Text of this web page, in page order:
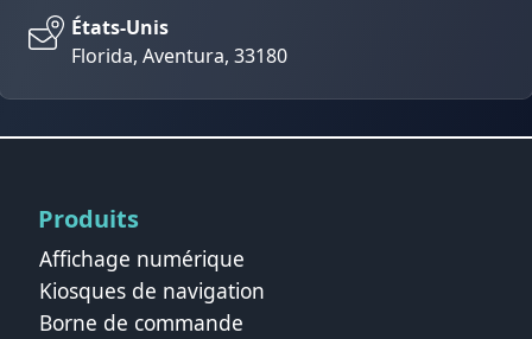
États-Unis
Florida, Aventura, 33180
Produits
Affichage numérique
Kiosques de navigation
Borne de commande